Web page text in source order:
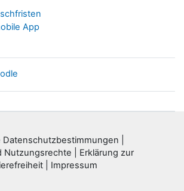
App
Datenschutzbestimmungen
Nutzungsrechte
Erklärung zur
| Impressum